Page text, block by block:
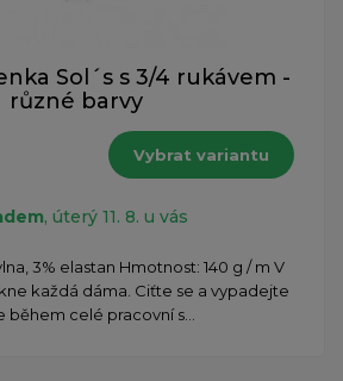
Sol´s s 3/4 rukávem -
různé barvy
Vybrat variantu
, úterý 11. 8. u vás
3% elastan Hmotnost: 140 g / m V
každá dáma. Ciťte se a vypadejte
během celé pracovní s...